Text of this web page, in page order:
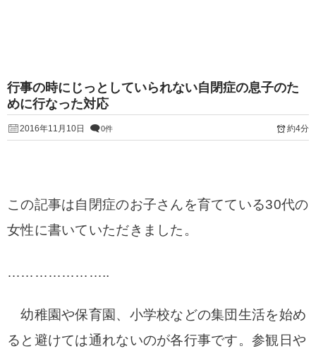
行事の時にじっとしていられない自閉症の息子のた
めに行なった対応
2016年11月10日 0件 約4分
この記事は自閉症のお子さんを育てている30代の
女性に書いていただきました。
…………………..
幼稚園や保育園、小学校などの集団生活を始め
ると避けては通れないのが各行事です。参観日や